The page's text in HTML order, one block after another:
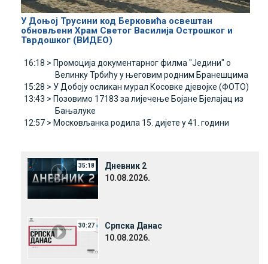
У Доњој Трусини код Берковића освештан
обновљени Храм Светог Василија Острошког и
Тврдошког (ВИДЕО)
16:18 > Промоција документарног филма "Једини" о
Велинку Трбићу у његовим родним Бранешцима
15:28 > У Добоју осликан мурал Косовке дјевојке (ФОТО)
13:43 > Позовимо 17183 за лијечење Бојане Бјелајац из
Бањалуке
12:57 > Московљанка родила 15. дијете у 41. години
35:18
Дневник 2
10.08.2026.
30:27
Српска Данас
10.08.2026.